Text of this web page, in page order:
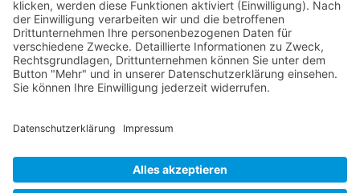
Wir sind Mitglied
Impressum
Login